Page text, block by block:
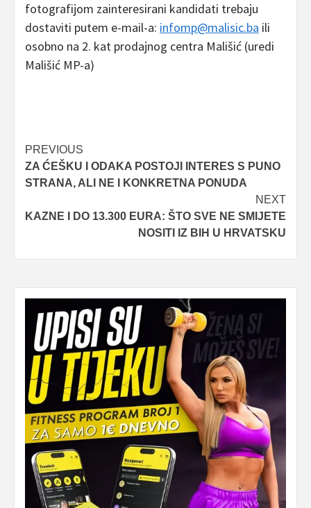
fotografijom zainteresirani kandidati trebaju
dostaviti putem e-mail-a: infomp@malisic.ba ili
osobno na 2. kat prodajnog centra Mališić (uredi
Mališić MP-a)
Post
navigation
PREVIOUS
ZA ĆEŠKU I ODAKA POSTOJI INTERES S PUNO
STRANA, ALI NE I KONKRETNA PONUDA
NEXT
KAZNE I DO 13.300 EURA: ŠTO SVE NE SMIJETE
NOSITI IZ BIH U HRVATSKU